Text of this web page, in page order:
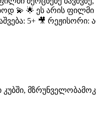
💫 🌟 ეს არის ფილმი
5+ 🎥
კუბში,